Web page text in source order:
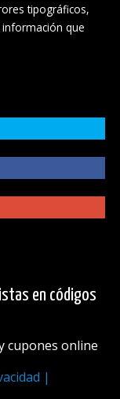
tipográficos,
que
en códigos
cupones online
|